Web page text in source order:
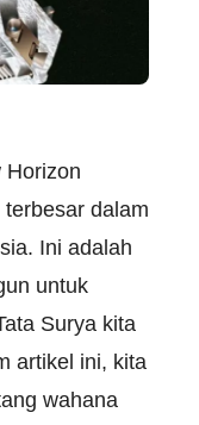
Horizon
dalam
Ini adalah
untuk
Surya kita
artikel ini, kita
wahana